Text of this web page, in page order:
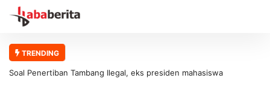
TRENDING
Soal Penertiban Tambang Ilegal, eks presiden mahasiswa